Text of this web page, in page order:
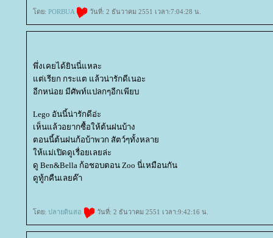
ดย: PORBUA วันที่: 2 ธันวาคม 2551 เวลา:7:04:28 น.
พึ่งเคยได้ยินนี่แหละ
ต่เรียก กระแต แล้วน่ารักดีเนอะ
อีกหน่อย มีศัพท์แปลกๆอีกเพียบ
Lego อันนี้น่ารักดีอ่ะ
เห็นแล้วอยากซื้อให้ต้นฝนบ้าง
ตอนนี้ต้นฝนก้อบ้าพวก สัตว์ๆทั้งหลา
ห้แม่เปิดดูเรื่อยเลยล่ะ
ดู Ben&Bella ก้อชอบตอน Zoo นี่เหมือนกัน
ดูทู้กคืนเลยค๊า
ดย: ปลายดินสอ วันที่: 2 ธันวาคม 2551 เวลา:9:42:16 น.